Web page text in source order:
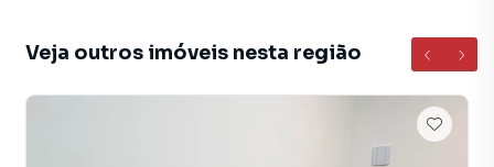
Veja outros imóveis nesta região